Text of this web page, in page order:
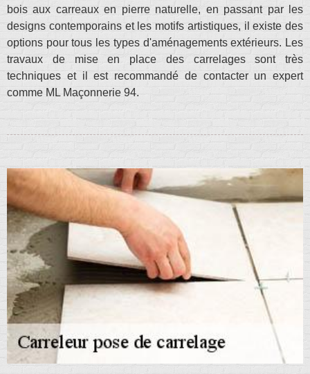
bois aux carreaux en pierre naturelle, en passant par les
designs contemporains et les motifs artistiques, il existe des
options pour tous les types d'aménagements extérieurs. Les
travaux de mise en place des carrelages sont très
techniques et il est recommandé de contacter un expert
comme ML Maçonnerie 94.